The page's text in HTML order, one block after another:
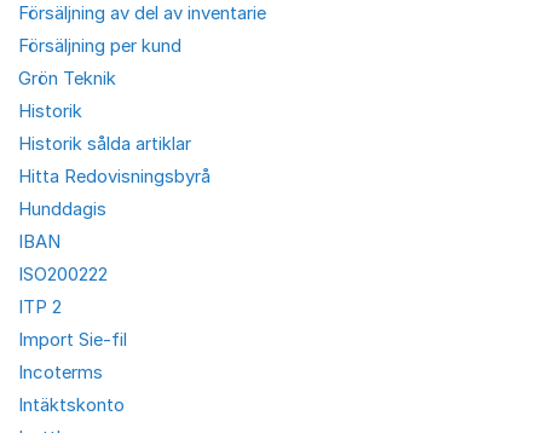
Försäljning av del av inventarie
Försäljning per kund
Grön Teknik
Historik
Historik sålda artiklar
Hitta Redovisningsbyrå
Hunddagis
IBAN
ISO200222
ITP 2
Import Sie-fil
Incoterms
Intäktskonto